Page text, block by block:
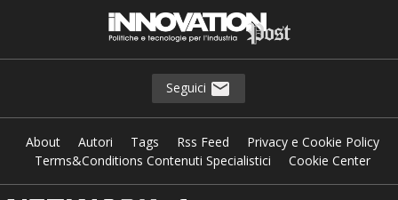
Seguici
About Autori Tags Rss Feed
Privacy e Cookie Policy
Terms&Conditions Contenuti Specialistici
Cookie Center